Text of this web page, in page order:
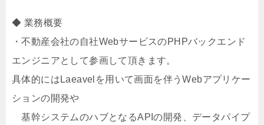
◆ 業務概要
・不動産会社の自社WebサービスのPHPバックエンド
エンジニアとして参画して頂きます。
具体的にはLaeavelを用いて画面を伴うWebアプリケー
ションの開発や
基幹システムのハブとなるAPIの開発、データパイプ